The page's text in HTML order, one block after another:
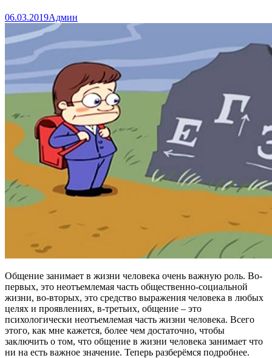
06.03.2019Админ
Общение занимает в жизни человека очень важную роль. Во-
первых, это неотъемлемая часть общественно-социальной
жизни, во-вторых, это средство выражения человека в любых
целях и проявлениях, в-третьих, общение – это
психологически неотъемлемая часть жизни человека. Всего
этого, как мне кажется, более чем достаточно, чтобы
заключить о том, что общение в жизни человека занимает что
ни на есть важное значение. Теперь разберёмся подробнее.